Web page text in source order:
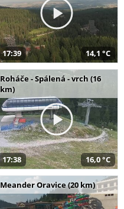
17:39 14,1 °C
Roháče - Spálená - vrch (16
km)
17:38 16,0 °C
Meander Oravice (20 km)